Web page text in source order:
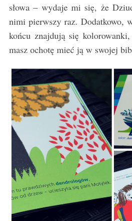
słowa – wydaje mi się, że
nimi pierwszy raz. Dodatkowo,
końcu znajdują się
masz ochotę mieć ją w swojej